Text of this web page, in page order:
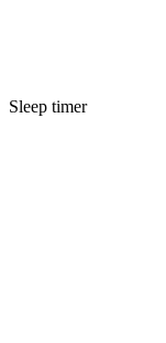
Sleep timer